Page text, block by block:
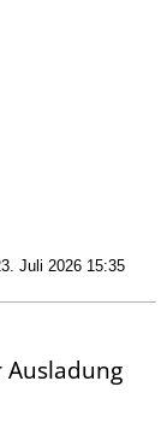
Juli 2026 15:35